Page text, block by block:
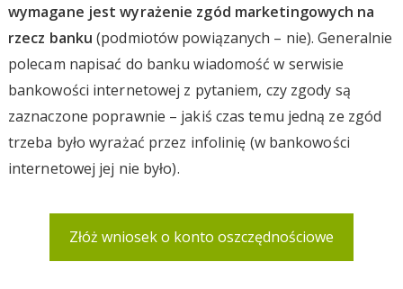
wymagane jest wyrażenie zgód marketingowych na
rzecz banku (podmiotów powiązanych – nie). Generalnie
polecam napisać do banku wiadomość w serwisie
bankowości internetowej z pytaniem, czy zgody są
zaznaczone poprawnie – jakiś czas temu jedną ze zgód
trzeba było wyrażać przez infolinię (w bankowości
internetowej jej nie było).
Złóż wniosek o konto oszczędnościowe